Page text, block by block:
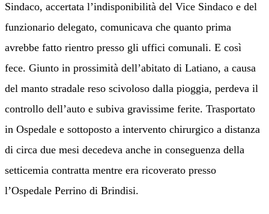
Sindaco, accertata l’indisponibilità del Vice Sindaco e del
funzionario delegato, comunicava che quanto prima
avrebbe fatto rientro presso gli uffici comunali. E così
fece. Giunto in prossimità dell’abitato di Latiano, a causa
del manto stradale reso scivoloso dalla pioggia, perdeva il
controllo dell’auto e subiva gravissime ferite. Trasportato
in Ospedale e sottoposto a intervento chirurgico a distanza
di circa due mesi decedeva anche in conseguenza della
setticemia contratta mentre era ricoverato presso
l’Ospedale Perrino di Brindisi.